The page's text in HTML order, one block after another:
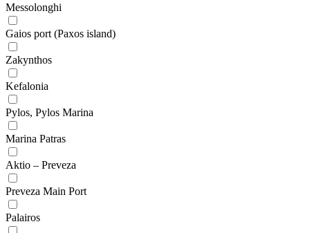
Messolonghi
Gaios port (Paxos island)
Zakynthos
Kefalonia
Pylos, Pylos Marina
Marina Patras
Aktio – Preveza
Preveza Main Port
Palairos